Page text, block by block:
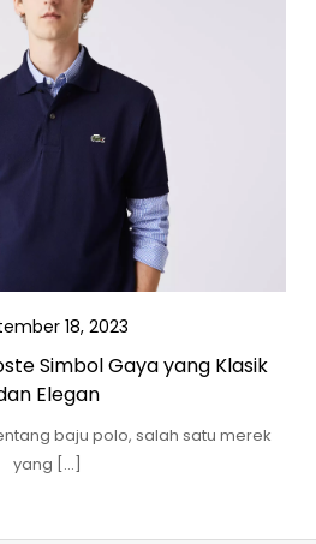
18, 2023
Simbol Gaya yang Klasik
Elegan
baju polo, salah satu merek
yang […]